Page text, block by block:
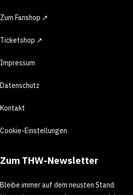
Zum Fanshop ↗
Ticketshop ↗
Impressum
Datenschutz
Kontakt
Cookie-Einstellungen
Zum THW-Newsletter
Bleibe immer auf dem neusten Stand.